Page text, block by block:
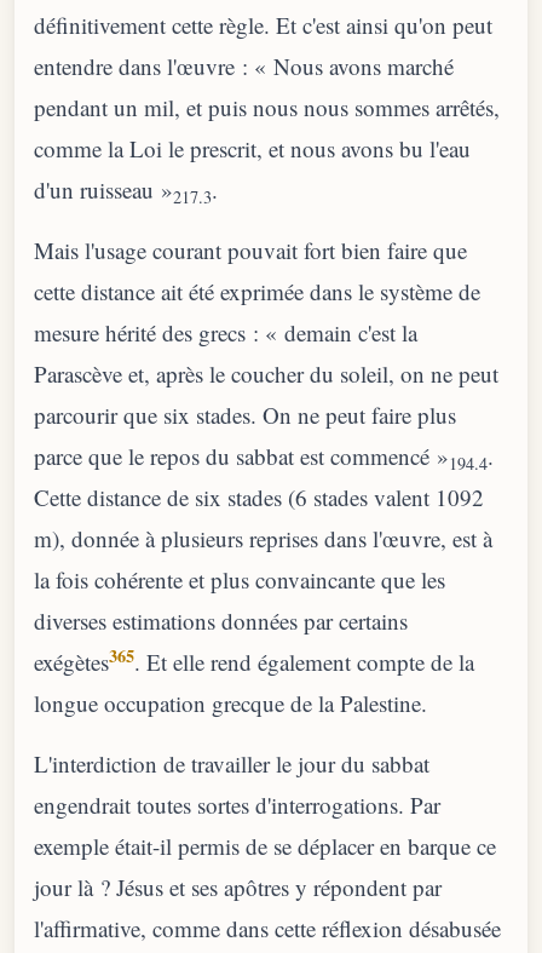
définitivement cette règle. Et c'est ainsi qu'on peut
entendre dans l'œuvre : « Nous avons marché
pendant un mil, et puis nous nous sommes arrêtés,
comme la Loi le prescrit, et nous avons bu l'eau
d'un ruisseau »217.3.
Mais l'usage courant pouvait fort bien faire que
cette distance ait été exprimée dans le système de
mesure hérité des grecs : « demain c'est la
Parascève et, après le coucher du soleil, on ne peut
parcourir que six stades. On ne peut faire plus
parce que le repos du sabbat est commencé »194.4.
Cette distance de six stades (6 stades valent 1092
m), donnée à plusieurs reprises dans l'œuvre, est à
la fois cohérente et plus convaincante que les
diverses estimations données par certains
exégètes365. Et elle rend également compte de la
longue occupation grecque de la Palestine.
L'interdiction de travailler le jour du sabbat
engendrait toutes sortes d'interrogations. Par
exemple était-il permis de se déplacer en barque ce
jour là ? Jésus et ses apôtres y répondent par
l'affirmative, comme dans cette réflexion désabusée